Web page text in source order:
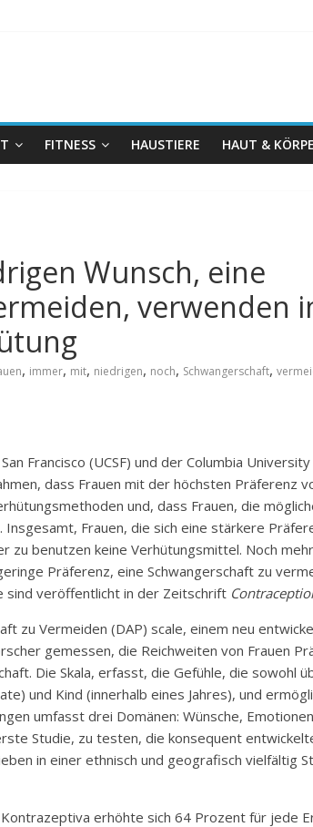
FITNESS HAUSTIERE HAUT &
Wunsch, eine
verwenden
, immer, mit, niedrigen, noch, Schwangerschaft,
Francisco (UCSF) und der Columbia University
dass Frauen mit der höchsten Präferenz
und, dass Frauen, die
Frauen, die sich eine stärkere
zu benutzen keine Verhütungsmittel. Noch
Präferenz, eine Schwangerschaft zu
sind veröffentlicht in der Zeitschrift
zu Vermeiden (DAP) scale, einem neu
gemessen, die Reichweiten von Frauen
Die Skala, erfasst, die Gefühle, die sowohl
und Kind (innerhalb eines Jahres), und
umfasst drei Domänen: Wünsche,
Studie, zu testen, die konsequent
in einer ethnisch und geografisch vielfältig
erhöhte sich 64 Prozent für jede